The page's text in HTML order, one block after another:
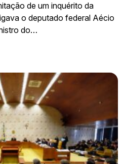
de um inquérito da
o deputado federal Aécio
do…